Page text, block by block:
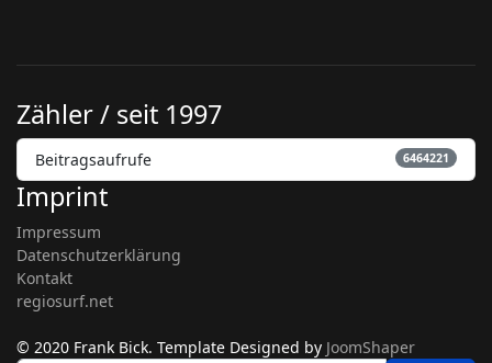
Zähler / seit 1997
Beitragsaufrufe 6464221
Imprint
Impressum
Datenschutzerklärung
Kontakt
regiosurf.net
© 2020 Frank Bick. Template Designed by JoomShaper